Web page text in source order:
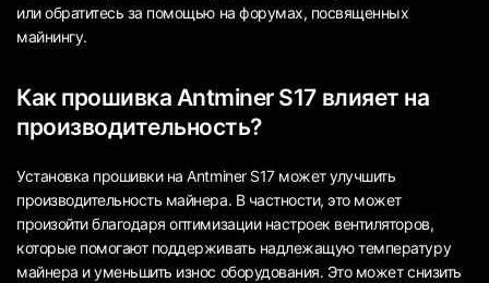
или обратитесь за помощью на форумах, посвященных
майнингу.
Как прошивка Antminer S17 влияет на
производительность?
Установка прошивки на Antminer S17 может улучшить
производительность майнера. В частности, это может
произойти благодаря оптимизации настроек вентиляторов,
которые помогают поддерживать надлежащую температуру
майнера и уменьшить износ оборудования. Это может снизить